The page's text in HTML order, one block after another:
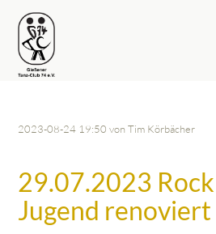
2023-08-24 19:50 von Tim Körbächer
29.07.2023
Jugend